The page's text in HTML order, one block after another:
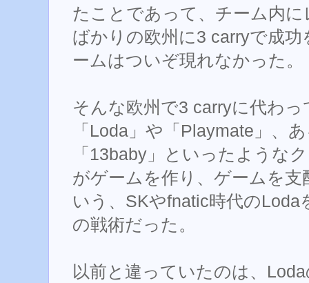
たことであって、チーム内
ばかりの欧州に3 carryで成
ームはついぞ現れなかった。
そんな欧州で3 carryに代わ
「Loda」や「Playmate」、
「13baby」といったような
がゲームを作り、ゲームを
いう、SKやfnatic時代のLoda
の戦術だった。
以前と違っていたのは、